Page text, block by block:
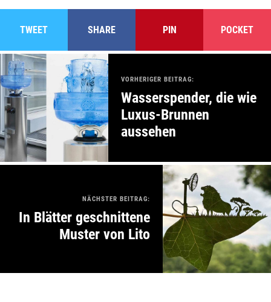
TWEET SHARE PIN POCKET
VORHERIGER BEITRAG:
Wasserspender, die wie
Luxus-Brunnen
aussehen
NÄCHSTER BEITRAG:
In Blätter geschnittene
Muster von Lito